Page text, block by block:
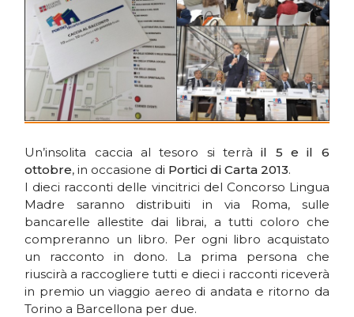
Un’insolita caccia al tesoro si terrà il 5 e il 6
ottobre, in occasione di Portici di Carta 2013.
I dieci racconti delle vincitrici del Concorso Lingua
Madre saranno distribuiti in via Roma, sulle
bancarelle allestite dai librai, a tutti coloro che
compreranno un libro. Per ogni libro acquistato
un racconto in dono. La prima persona che
riuscirà a raccogliere tutti e dieci i racconti riceverà
in premio un viaggio aereo di andata e ritorno da
Torino a Barcellona per due.